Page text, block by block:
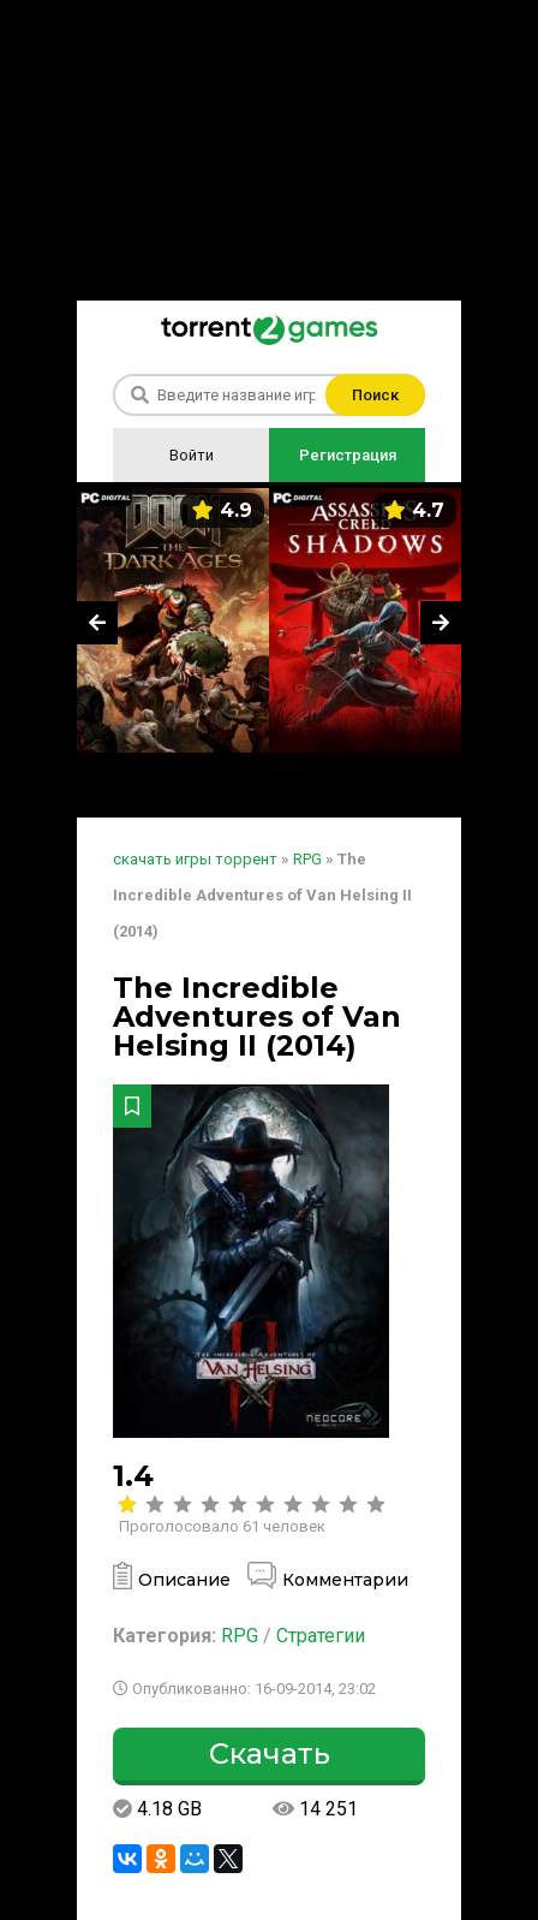
Поиск
Войти Регистрация
4.9 4.7
скачать игры торрент » RPG » The
Incredible Adventures of Van Helsing II
(2014)
The Incredible
Adventures of Van
Helsing II (2014)
1.4
Проголосовало 61 человек
Описание Комментарии
Категория: RPG / Стратегии
Опубликованно: 16-09-2014, 23:02
Скачать
4.18 GB 14 251